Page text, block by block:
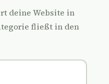
deine Website in
fließt in den